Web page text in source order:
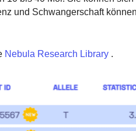
und Schwangerschaft
Nebula Research Library .